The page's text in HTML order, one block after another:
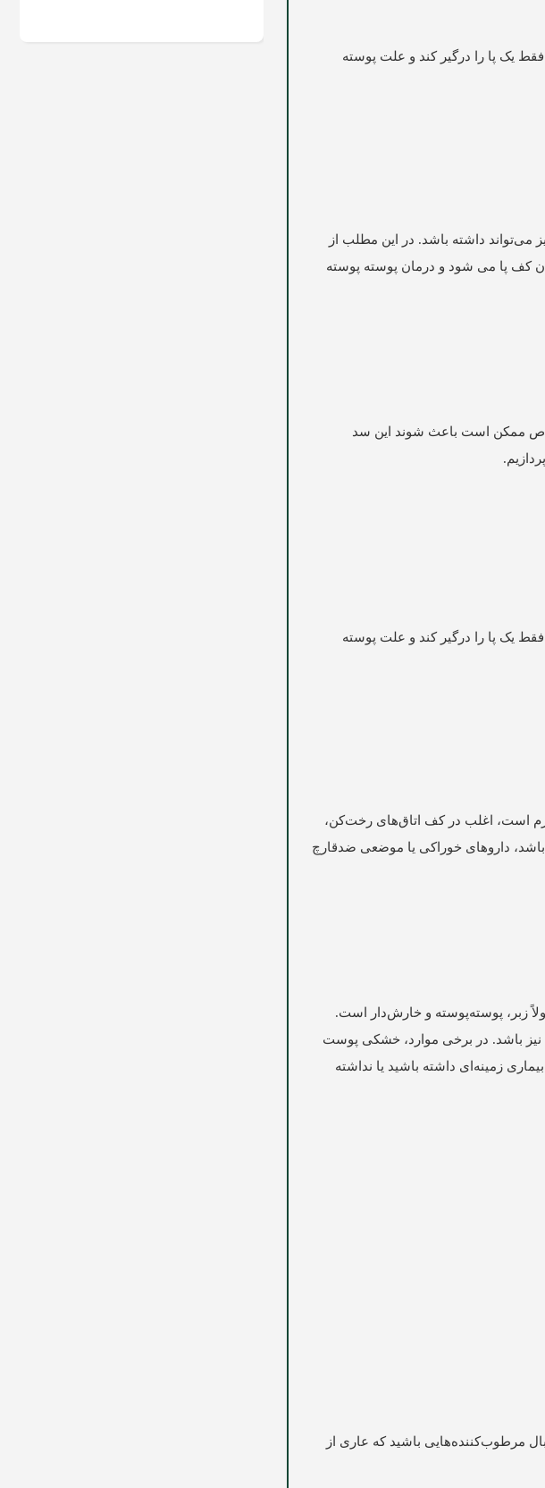
یک پا را درگیر کند و علت پوسته
داشته باشد. در این مطلب از
کف پا می ‌شود و درمان پوسته پوسته
خاص ممکن است باعث شوند این سد
یک پا را درگیر کند و علت پوسته
است، اغلب در کف اتاق‌های رخت‌کن،
داروهای خوراکی یا موضعی ضدقارچ
زبر، پوسته‌پوسته و خارش‌دار است.
باشد. در برخی موارد، خشکی پوست
زمینه‌ای داشته باشید یا نداشته
مرطوب‌کننده‌هایی باشید که عاری از